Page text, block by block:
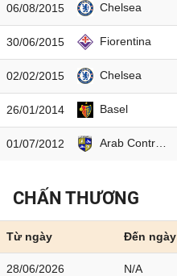
06/08/2015 Chelsea
30/06/2015 Fiorentina
02/02/2015 Chelsea
26/01/2014 Basel
01/07/2012 Arab Contractors
CHẤN THƯƠNG
Từ ngày Đến ngày
28/06/2026 N/A